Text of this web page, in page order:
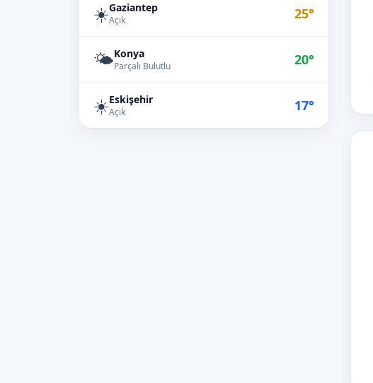
☀️Gaziantep
Açık 25°
🌤️Konya
Parçalı Bulutlu 20°
☀️Eskişehir
Açık 17°